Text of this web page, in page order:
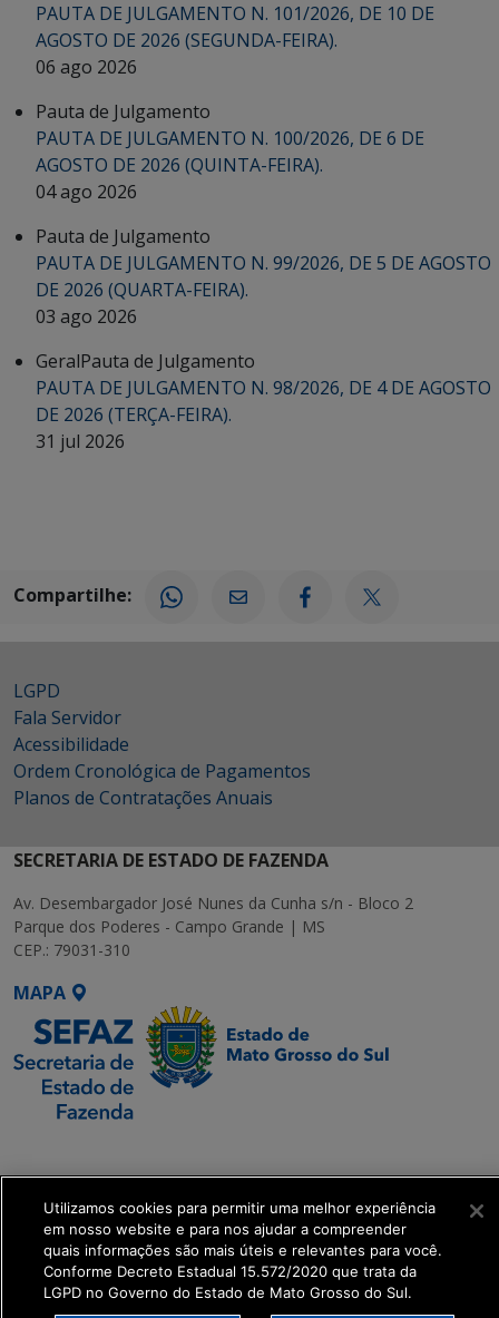
PAUTA DE JULGAMENTO N. 101/2026, DE 10 DE
AGOSTO DE 2026 (SEGUNDA-FEIRA).
06 ago 2026
Pauta de Julgamento
PAUTA DE JULGAMENTO N. 100/2026, DE 6 DE
AGOSTO DE 2026 (QUINTA-FEIRA).
04 ago 2026
Pauta de Julgamento
PAUTA DE JULGAMENTO N. 99/2026, DE 5 DE AGOSTO
DE 2026 (QUARTA-FEIRA).
03 ago 2026
GeralPauta de Julgamento
PAUTA DE JULGAMENTO N. 98/2026, DE 4 DE AGOSTO
DE 2026 (TERÇA-FEIRA).
31 jul 2026
Compartilhe:
LGPD
Fala Servidor
Acessibilidade
Ordem Cronológica de Pagamentos
Planos de Contratações Anuais
SECRETARIA DE ESTADO DE FAZENDA
Av. Desembargador José Nunes da Cunha s/n - Bloco 2
Parque dos Poderes - Campo Grande | MS
CEP.: 79031-310
MAPA
Executiva de
Transformação Digital
get_footer();
Utilizamos cookies para permitir uma melhor experiência
em nosso website e para nos ajudar a compreender
quais informações são mais úteis e relevantes para você.
Conforme Decreto Estadual 15.572/2020 que trata da
LGPD no Governo do Estado de Mato Grosso do Sul.